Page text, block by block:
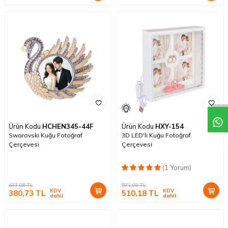
Ürün Kodu HCHEN345-44F
Swarovski Kuğu Fotoğraf
Çerçevesi
433,08TL
380,73 TL KDV
dahil
Ürün Kodu HXY-154
3D LED'li Kuğu Fotoğraf
Çerçevesi
(1 Yorum)
571,09TL
510,18 TL KDV
dahil